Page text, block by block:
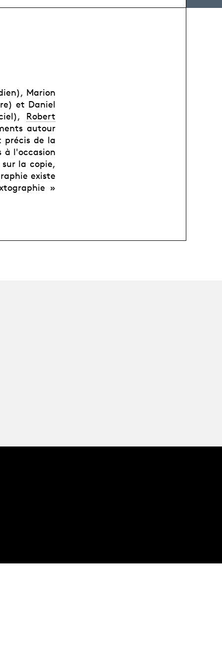
Marion
et Daniel
Robert
autour
précis de la
à l'occasion
la copie,
existe
»